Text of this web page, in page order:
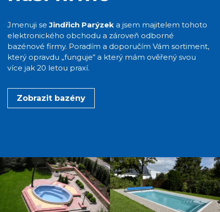
Jmenuji seJindřich Parýzek a jsem majitelem tohoto
elektronického obchodu a zároveň odborné
bazénové firmy. Poradím a doporučím Vám sortiment,
který opravdu „funguje“ a který mám ověřený svou
více jak 20 letou praxí.
Zobrazit bazény